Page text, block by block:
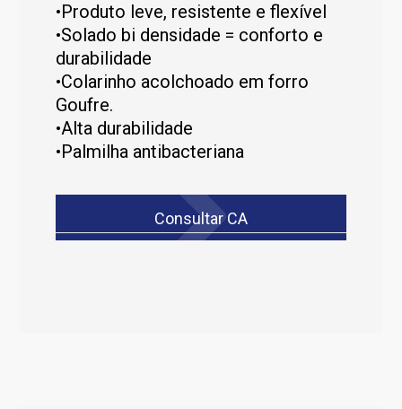
•Produto leve, resistente e flexível
•Solado bi densidade = conforto e
durabilidade
•Colarinho acolchoado em forro
Goufre.
•Alta durabilidade
•Palmilha antibacteriana
Consultar CA